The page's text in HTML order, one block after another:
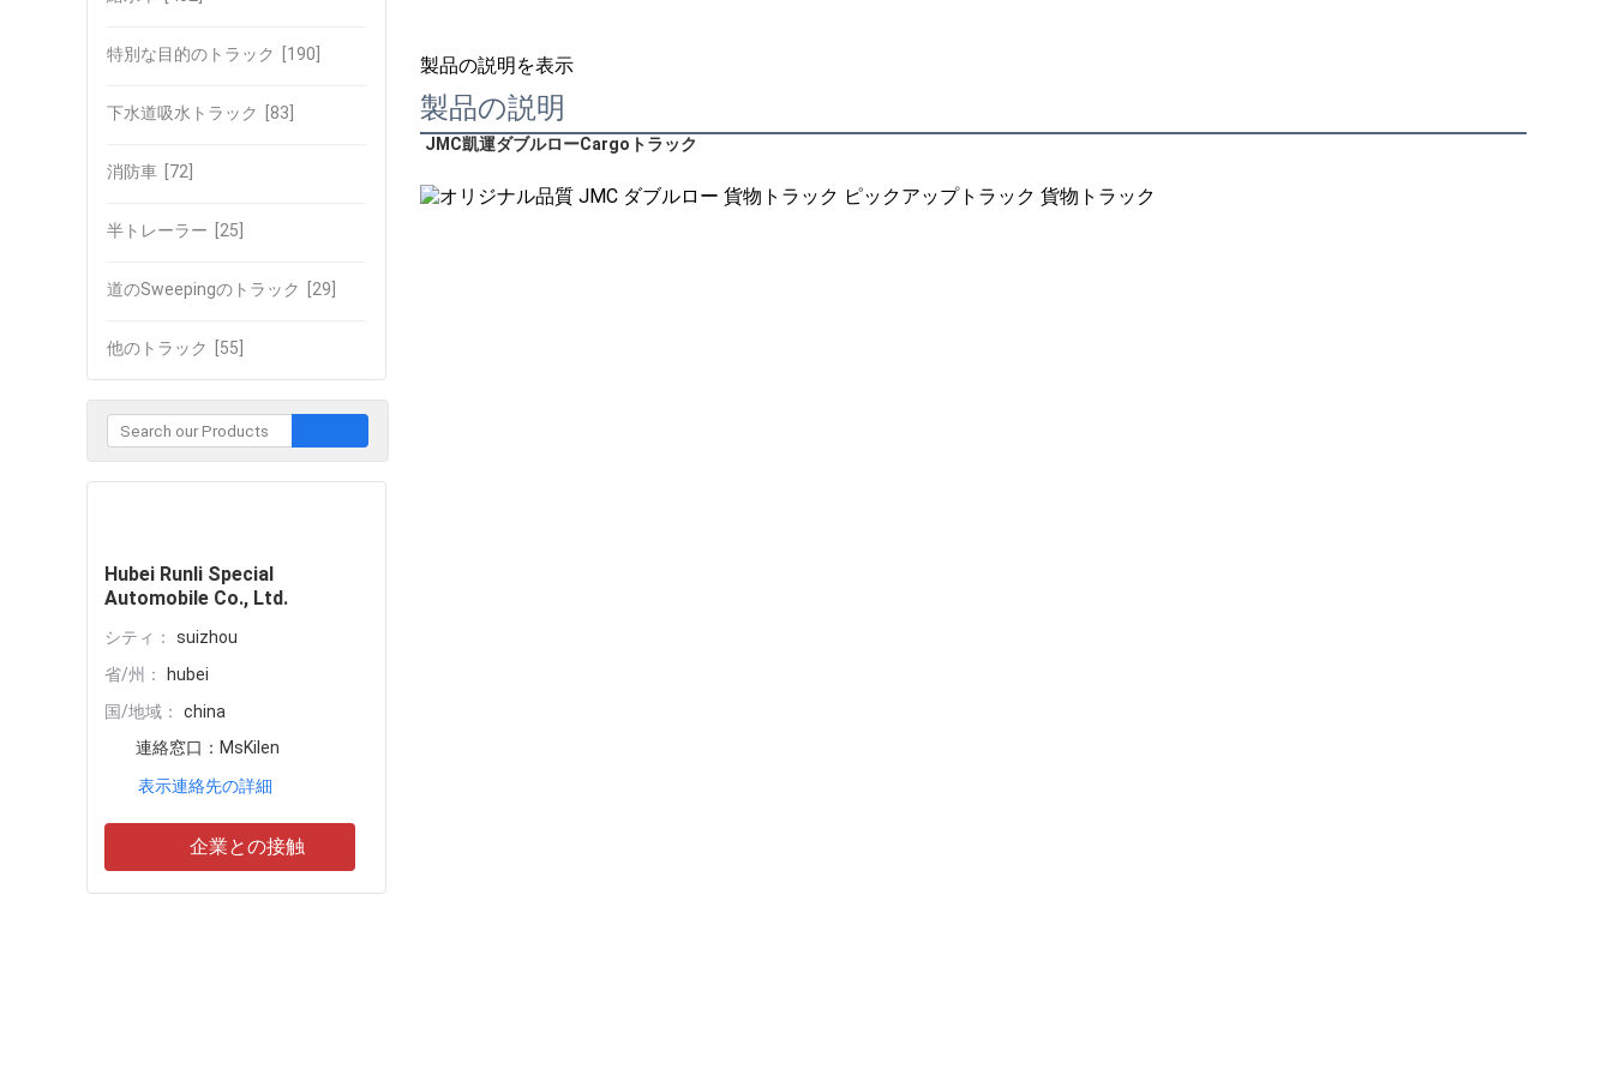
特別な目的のトラック [190]
下水道吸水トラック [83]
消防車 [72]
半トレーラー [25]
道のSweepingのトラック [29]
他のトラック [55]
Hubei Runli Special
Automobile Co., Ltd.
シティ：
suizhou
省/州：
hubei
国/地域：
china
連絡窓口： MsKilen
表示連絡先の詳細
企業との接触
製品の説明を表示
製品の説明
JMC凱運ダブルローCargoトラック